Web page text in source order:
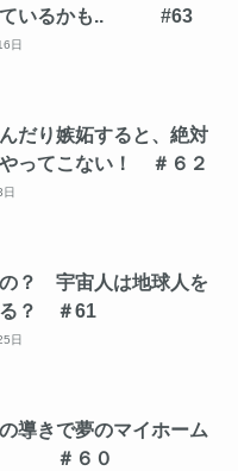
ているかも.. #63
日
だり嫉妬すると、絶対
ってこない！ ＃６２
？ 宇宙人は地球人を
る？ ＃61
日
導きで夢のマイホーム
＃６０